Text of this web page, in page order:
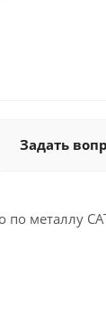
Задать
по металлу